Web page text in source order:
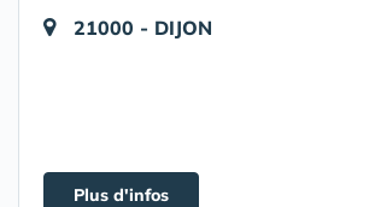
21000 - DIJON
Plus d'infos